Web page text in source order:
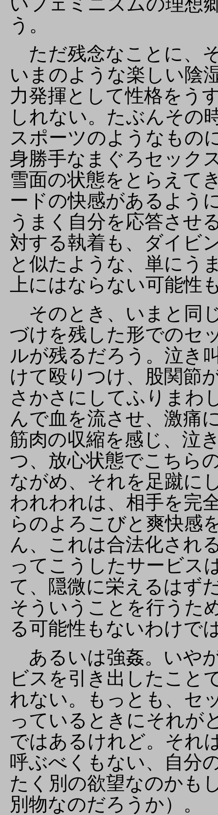
う。
ただ残念なことに、
いまのような楽しい陰
力発揮として性格をう
しれない。たぶんその
スポーツのようなもの
身勝手なまぐろセック
雪面の状態をとらえて
ードの快感があるよう
うまく自分を応答させ
対する執着も、ダイビ
と似たような、単にう
上にはならない可能性
そのとき、いまと同
づけを残した形でのセ
ルが残るだろう。泣き
けて殴りつけ、股関節
さかさにしてふりまわ
んで血を流させ、激痛
筋肉の収縮を感じ、泣
つ、放心状態でこちら
ながめ、それを足蹴に
われわれは、相手を完
らのよろこびと爽快感
ん、これは合法化され
ってこうしたサービス
て、隠微に栄えるはず
そういうことを行うた
る可能性もないわけで
あるいは強姦。いや
ビスを引き出したこと
れない。もっとも、セ
っているときにそれが
ではあるけれど。それ
呼ぶべくもない、自分
たく別の欲望なのかも
別物なのだろうか）。